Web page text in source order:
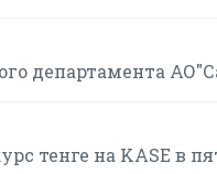
департамента
тенге на KASE в